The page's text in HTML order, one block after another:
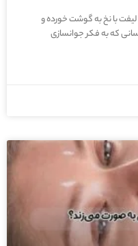
لیفت با نخ به گوشت خورده و
که به فکر جوانسازی